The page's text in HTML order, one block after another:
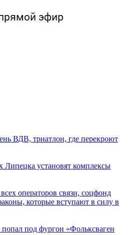
ВДВ, триатлон, где перекроют
Липецка установят комплексы
операторов связи, соцфонд
которые вступают в силу в
попал под фургон «Фольксваген